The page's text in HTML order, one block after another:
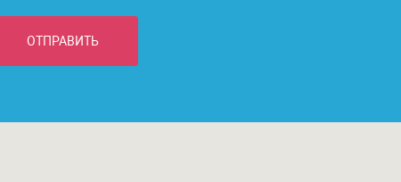
ОТПРАВИТЬ